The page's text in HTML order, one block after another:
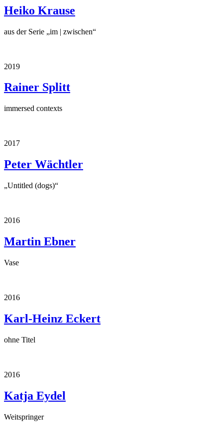
Heiko Krause
aus der Serie „im | zwischen“
2019
Rainer Splitt
immersed contexts
2017
Peter Wächtler
„Untitled (dogs)“
2016
Martin Ebner
Vase
2016
Karl-Heinz Eckert
ohne Titel
2016
Katja Eydel
Weitspringer